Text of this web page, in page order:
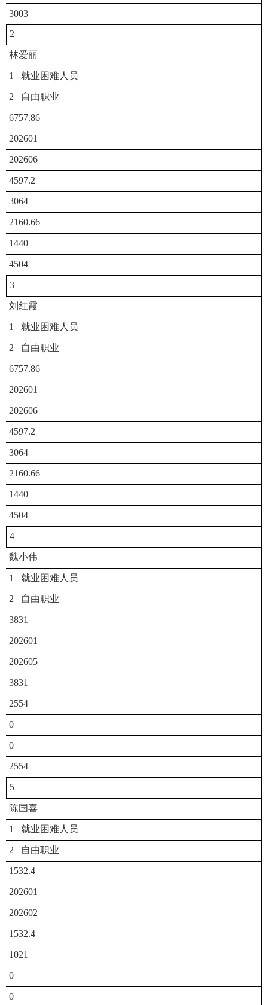
3003
2
林爱丽
1 就业困难人员
2 自由职业
6757.86
202601
202606
4597.2
3064
2160.66
1440
4504
3
刘红霞
1 就业困难人员
2 自由职业
6757.86
202601
202606
4597.2
3064
2160.66
1440
4504
4
魏小伟
1 就业困难人员
2 自由职业
3831
202601
202605
3831
2554
0
0
2554
5
陈国喜
1 就业困难人员
2 自由职业
1532.4
202601
202602
1532.4
1021
0
0